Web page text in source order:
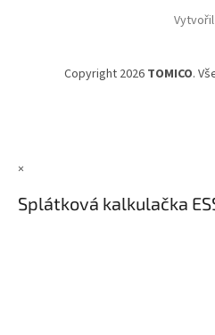
Copyright 2026 TOMICO.
×
Splátková kalkulačka